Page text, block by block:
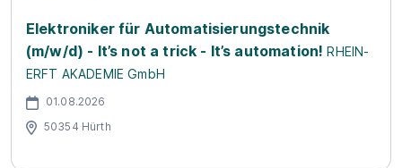
Elektroniker für Automatisierungstechnik
(m/w/d) - It’s not a trick - It’s automation! RHEIN-
ERFT AKADEMIE GmbH
01.08.2026
50354 Hürth